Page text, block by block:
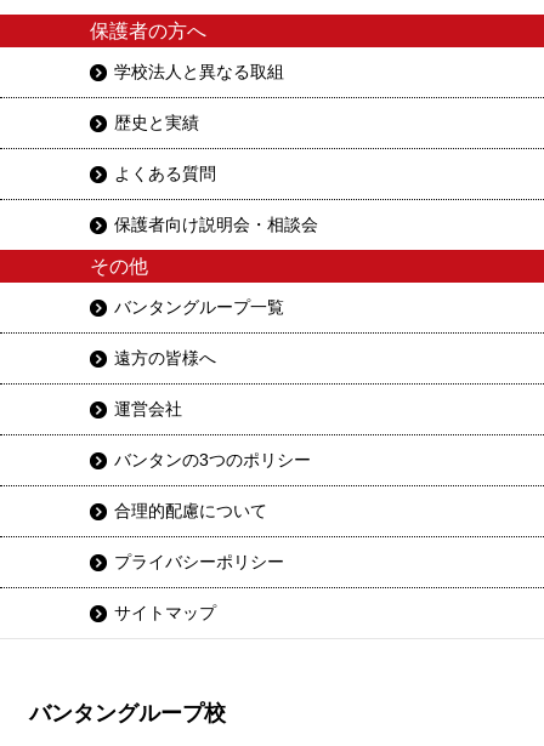
保護者の方へ
学校法人と異なる取組
歴史と実績
よくある質問
保護者向け説明会・相談会
その他
バンタングループ一覧
遠方の皆様へ
運営会社
バンタンの3つのポリシー
合理的配慮について
プライバシーポリシー
サイトマップ
バンタングループ校